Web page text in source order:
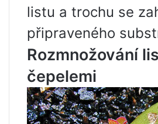
listu a trochu se
připraveného
Rozmnožování
čepelemi